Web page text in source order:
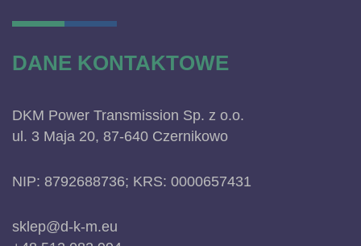
DANE KONTAKTOWE
DKM Power Transmission Sp. z o.o.
ul. 3 Maja 20, 87-640 Czernikowo
NIP: 8792688736; KRS: 0000657431
sklep@d-k-m.eu